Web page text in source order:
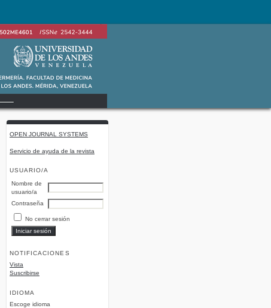
OPEN JOURNAL SYSTEMS
Servicio de ayuda de la revista
USUARIO/A
Nombre de
usuario/a
Contraseña
No cerrar sesión
NOTIFICACIONES
Vista
Suscribirse
IDIOMA
Escoge idioma